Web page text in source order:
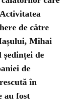
de către
Mihai
de
de
în
au fost